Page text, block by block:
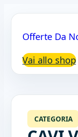
Offerte Da
Vai allo shop
CATEGORIA